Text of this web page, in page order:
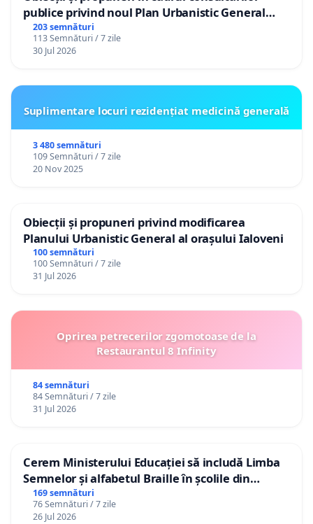
publice privind noul Plan Urbanistic General
(PUG) Ialoveni
203 semnături
113 Semnături / 7 zile
30 Jul 2026
Suplimentare locuri rezidențiat medicină generală
3 480 semnături
109 Semnături / 7 zile
20 Nov 2025
Obiecții și propuneri privind modificarea
Planului Urbanistic General al orașului Ialoveni
100 semnături
100 Semnături / 7 zile
31 Jul 2026
Oprirea petrecerilor zgomotoase de la
Restaurantul 8 Infinity
84 semnături
84 Semnături / 7 zile
31 Jul 2026
Cerem Ministerului Educației să includă Limba
Semnelor și alfabetul Braille în școlile din
Republica Moldova!
169 semnături
76 Semnături / 7 zile
26 Jul 2026